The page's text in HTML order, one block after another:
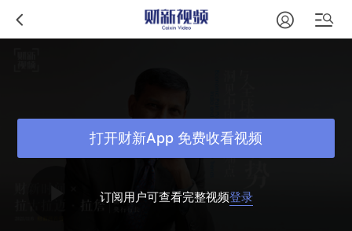
订阅用户可查看完整视频登录
打开财新App 免费收看视频